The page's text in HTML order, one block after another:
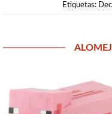
Etiquetas: